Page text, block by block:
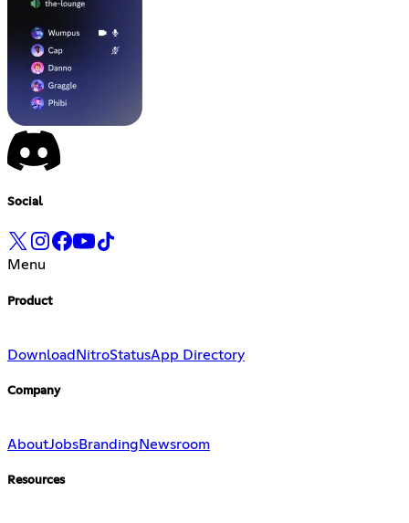
Social
Menu
Product
Download NitroStatusApp Directory
Company
AboutJobsBranding Newsroom
Resources